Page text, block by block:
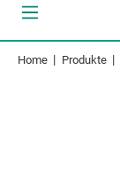
Home | Produkte |